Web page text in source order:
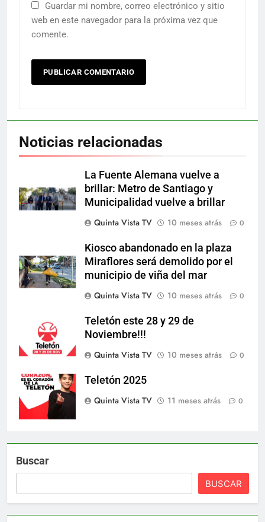
Guardar mi nombre, correo electrónico y sitio
web en este navegador para la próxima vez que
comente.
Noticias relacionadas
La Fuente Alemana vuelve a
brillar: Metro de Santiago y
Municipalidad vuelve a brillar
Quinta Vista TV
10 meses atrás 0
Kiosco abandonado en la plaza
Miraflores será demolido por el
municipio de viña del mar
Quinta Vista TV
10 meses atrás 0
Teletón este 28 y 29 de
Noviembre!!!
Quinta Vista TV
10 meses atrás 0
Teletón 2025
Quinta Vista TV
11 meses atrás 0
Buscar
BUSCAR